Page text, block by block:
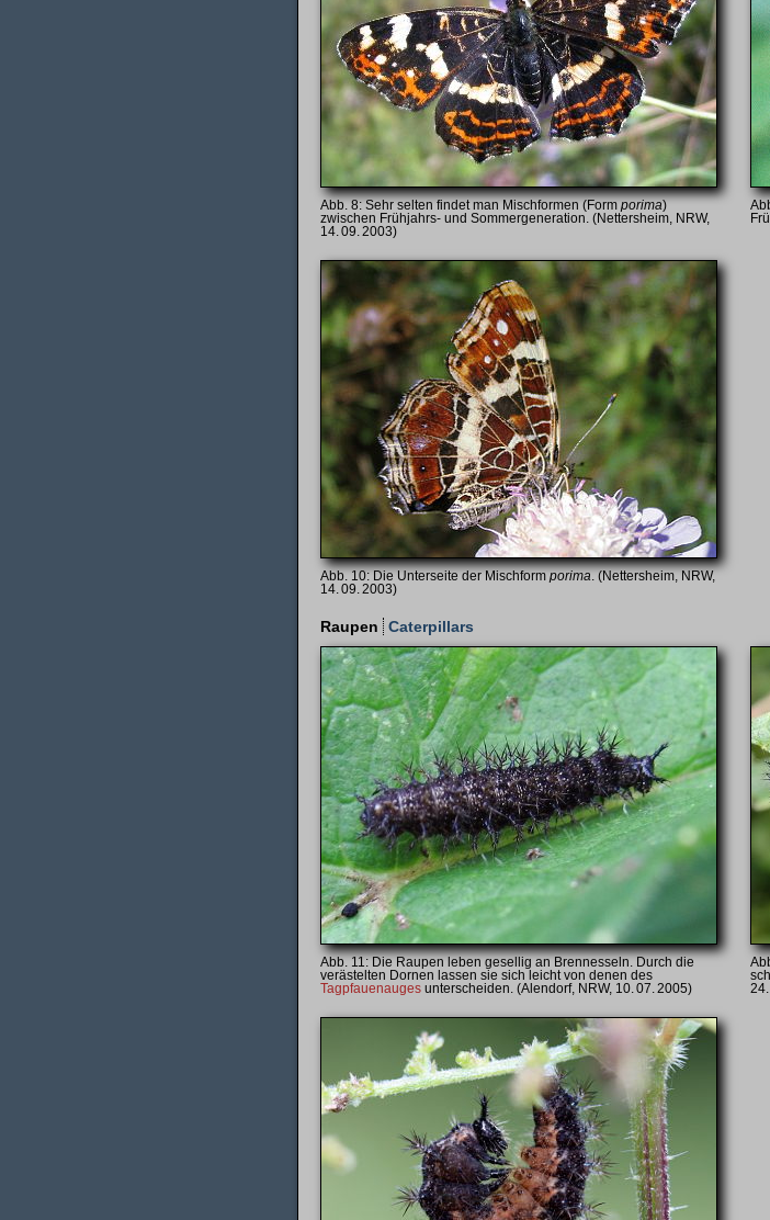
Sehr selten findet man Mischformen (Form porima)
zwischen Frühjahrs- und Sommergeneration. (Nettersheim, NRW,
14. 09. 2003)
Die Unterseite der Mischform porima . (Nettersheim, NRW,
14. 09. 2003)
Raupen Caterpillars
Die Raupen leben gesellig an Brennesseln. Durch die
verästelten Dornen lassen sie sich leicht von denen des
Tagpfauenauges unterscheiden. (Alendorf, NRW, 10. 07. 2005)